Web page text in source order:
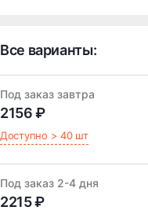
Все варианты:
Под заказ завтра
2156 ₽
Доступно > 40 шт
Под заказ 2-4 дня
2215 ₽